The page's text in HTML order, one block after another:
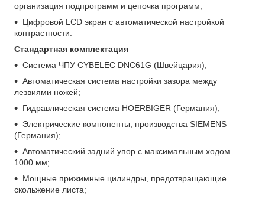
организация подпрограмм и цепочка программ;
Цифровой LCD экран с автоматической настройкой
контрастности.
Стандартная комплектация
Система ЧПУ CYBELEC DNC61G (Швейцария);
Автоматическая система настройки зазора между
лезвиями ножей;
Гидравлическая система HOERBIGER (Германия);
Электрические компоненты, производства SIEMENS
(Германия);
Автоматический задний упор с максимальным ходом
1000 мм;
Мощные прижимные цилиндры, предотвращающие
скольжение листа;